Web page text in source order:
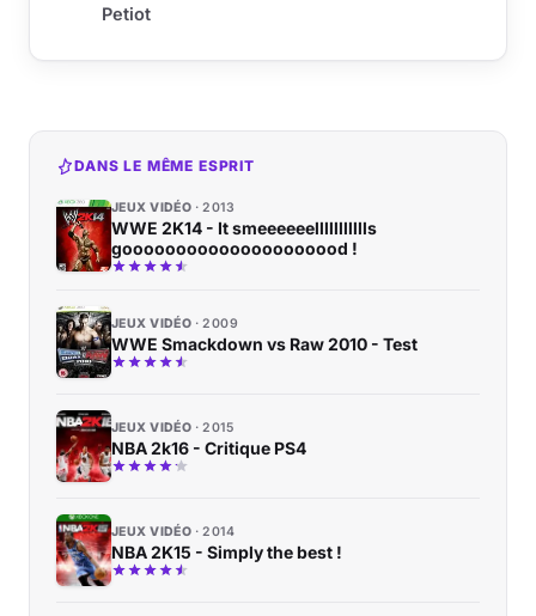
Petiot
DANS LE MÊME ESPRIT
JEUX VIDÉO 2013
WWE 2K14 - It smeeeeeellllllllllls
gooooooooooooooooooood !
JEUX VIDÉO 2009
WWE Smackdown vs Raw 2010 - Test
JEUX VIDÉO 2015
NBA 2k16 - Critique PS4
JEUX VIDÉO 2014
NBA 2K15 - Simply the best !